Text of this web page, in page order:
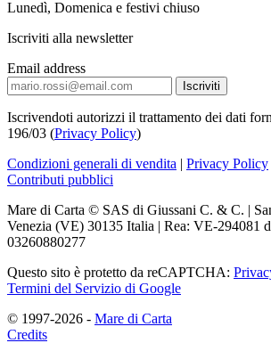
Lunedì, Domenica e festivi chiuso
Iscriviti alla newsletter
Email address
Iscrivendoti autorizzi il trattamento dei dati
196/03 (Privacy Policy)
Condizioni generali di vendita | Privacy Policy
Contributi pubblici
Mare di Carta © SAS di Giussani C. & C. |
Venezia (VE) 30135 Italia | Rea: VE-294081
03260880277
Questo sito è protetto da reCAPTCHA:
Termini del Servizio di Google
© 1997-2026 - Mare di Carta
Credits